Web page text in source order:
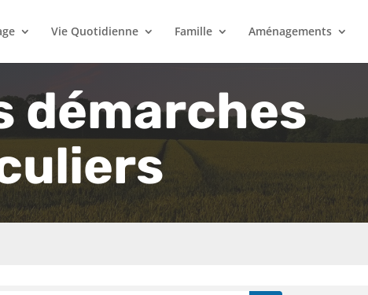
Vie Quotidienne Famille Aménagements
démarches